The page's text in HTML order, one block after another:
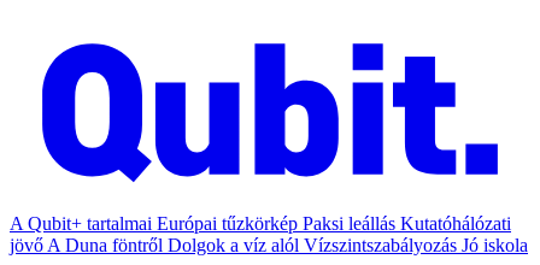
A Qubit+ tartalmai Európai tűzkörkép Paksi leállás Kutatóhálózati
jövő A Duna föntről Dolgok a víz alól Vízszintszabályozás Jó iskola